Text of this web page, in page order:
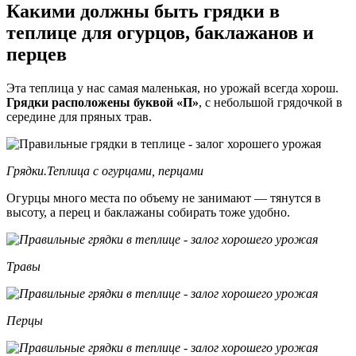
Какими должны быть грядки в
теплице для огурцов, баклажанов и
перцев
Эта теплица у нас самая маленькая, но урожай всегда хорош.
Грядки расположены буквой «П», с небольшой грядочкой в
середине для пряных трав.
Грядки.Теплица с огурцами, перцами
Огурцы много места по объему не занимают — тянутся в
высоту, а перец и баклажаны собирать тоже удобно.
Травы
Перцы